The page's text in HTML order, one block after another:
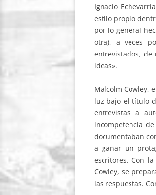
Ignacio
estilo propio
por lo general
otra), a veces
entrevistados, de
ideas».
Malcolm Cowley,
luz bajo el título
entrevistas a
incompetencia
documentaban
a ganar un
escritores. Con
Cowley, se
las respuestas.